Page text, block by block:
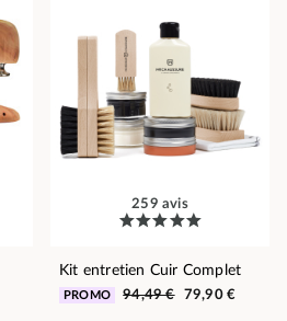
259 avis
Kit entretien Cuir Complet
PROMO 94,49 € 79,90 €